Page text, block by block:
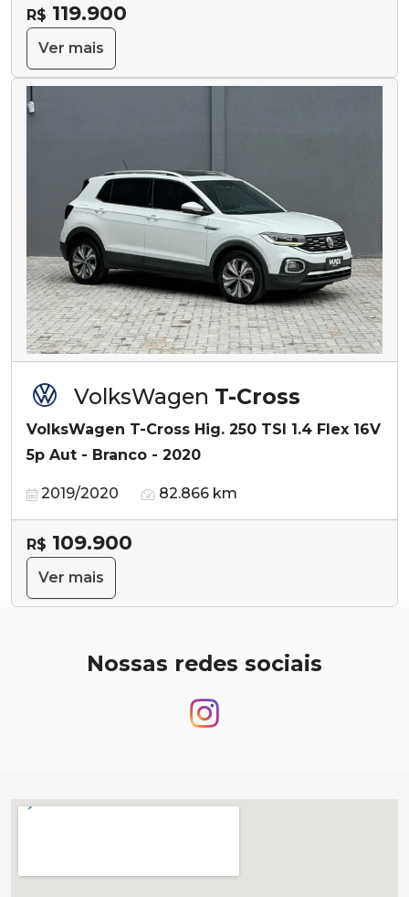
R$ 119.900
Ver mais
VolksWagen T-Cross
VolksWagen T-Cross Hig. 250 TSI 1.4 Flex 16V
5p Aut - Branco - 2020
2019/2020 82.866 km
R$ 109.900
Ver mais
Nossas redes sociais